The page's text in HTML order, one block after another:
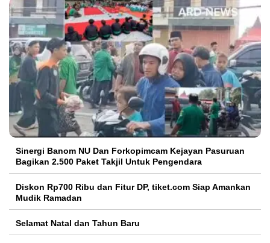
Sinergi Banom NU Dan Forkopimcam Kejayan Pasuruan
Bagikan 2.500 Paket Takjil Untuk Pengendara
Diskon Rp700 Ribu dan Fitur DP, tiket.com Siap Amankan
Mudik Ramadan
Selamat Natal dan Tahun Baru